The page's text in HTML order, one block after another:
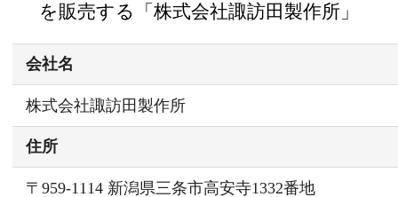
を販売する「株式会社諏訪田製作所」
会社名
株式会社諏訪田製作所
住所
〒959-1114 新潟県三条市高安寺1332番地